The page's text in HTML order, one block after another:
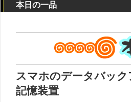
本日の一品
スマホのデータバッ
記憶装置